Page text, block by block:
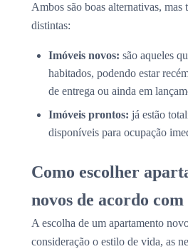
Ambos são boas alternativas, mas
distintas:
Imóveis novos: são aqueles
habitados, podendo estar
de entrega ou ainda em
Imóveis prontos: já estão
disponíveis para ocupação
Como escolher
novos de acordo
A escolha de um apartamento
consideração o estilo de vida, as